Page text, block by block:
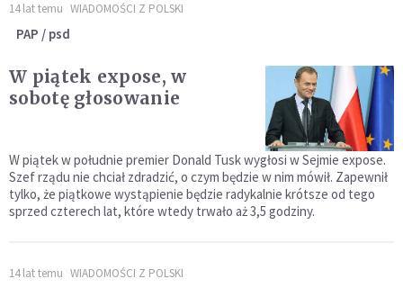
14 lat temu WIADOMOŚCI Z POLSKI
PAP / psd
W piątek expose, w
sobotę głosowanie
W piątek w południe premier Donald Tusk wygłosi w Sejmie expose.
Szef rządu nie chciał zdradzić, o czym będzie w nim mówił. Zapewnił
tylko, że piątkowe wystąpienie będzie radykalnie krótsze od tego
sprzed czterech lat, które wtedy trwało aż 3,5 godziny.
14 lat temu WIADOMOŚCI Z POLSKI